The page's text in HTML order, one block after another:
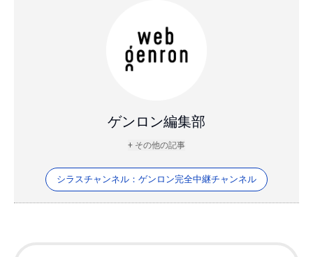
ゲンロン編集部
+ その他の記事
シラスチャンネル：ゲンロン完全中継チャンネル